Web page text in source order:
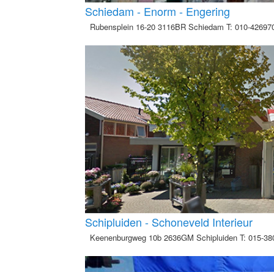
Schiedam - Enorm - Engering
Rubensplein 16-20 3116BR Schiedam T: 010-
Schipluiden - Schoneveld Interieur
Keenenburgweg 10b 2636GM Schipluiden T: 015-